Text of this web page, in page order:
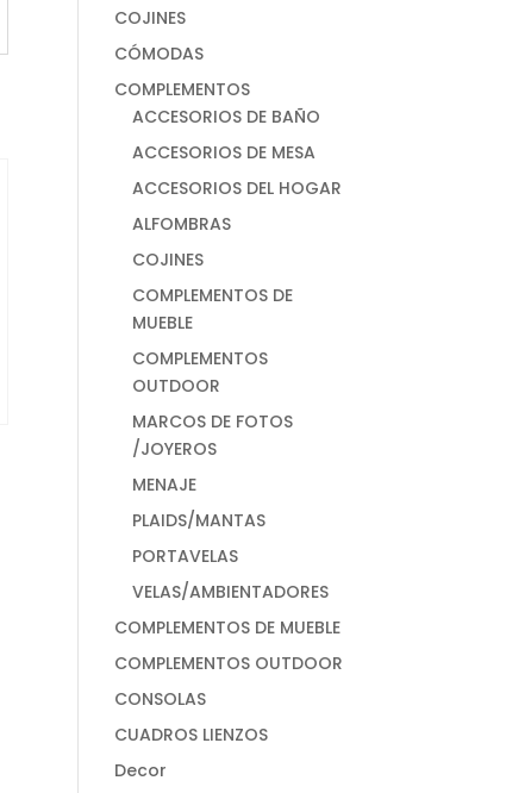
COJINES
CÓMODAS
COMPLEMENTOS
ACCESORIOS DE BAÑO
ACCESORIOS DE MESA
ACCESORIOS DEL HOGAR
ALFOMBRAS
COJINES
COMPLEMENTOS DE
MUEBLE
COMPLEMENTOS
OUTDOOR
MARCOS DE FOTOS
/JOYEROS
MENAJE
PLAIDS/MANTAS
PORTAVELAS
VELAS/AMBIENTADORES
COMPLEMENTOS DE MUEBLE
COMPLEMENTOS OUTDOOR
CONSOLAS
CUADROS LIENZOS
Decor